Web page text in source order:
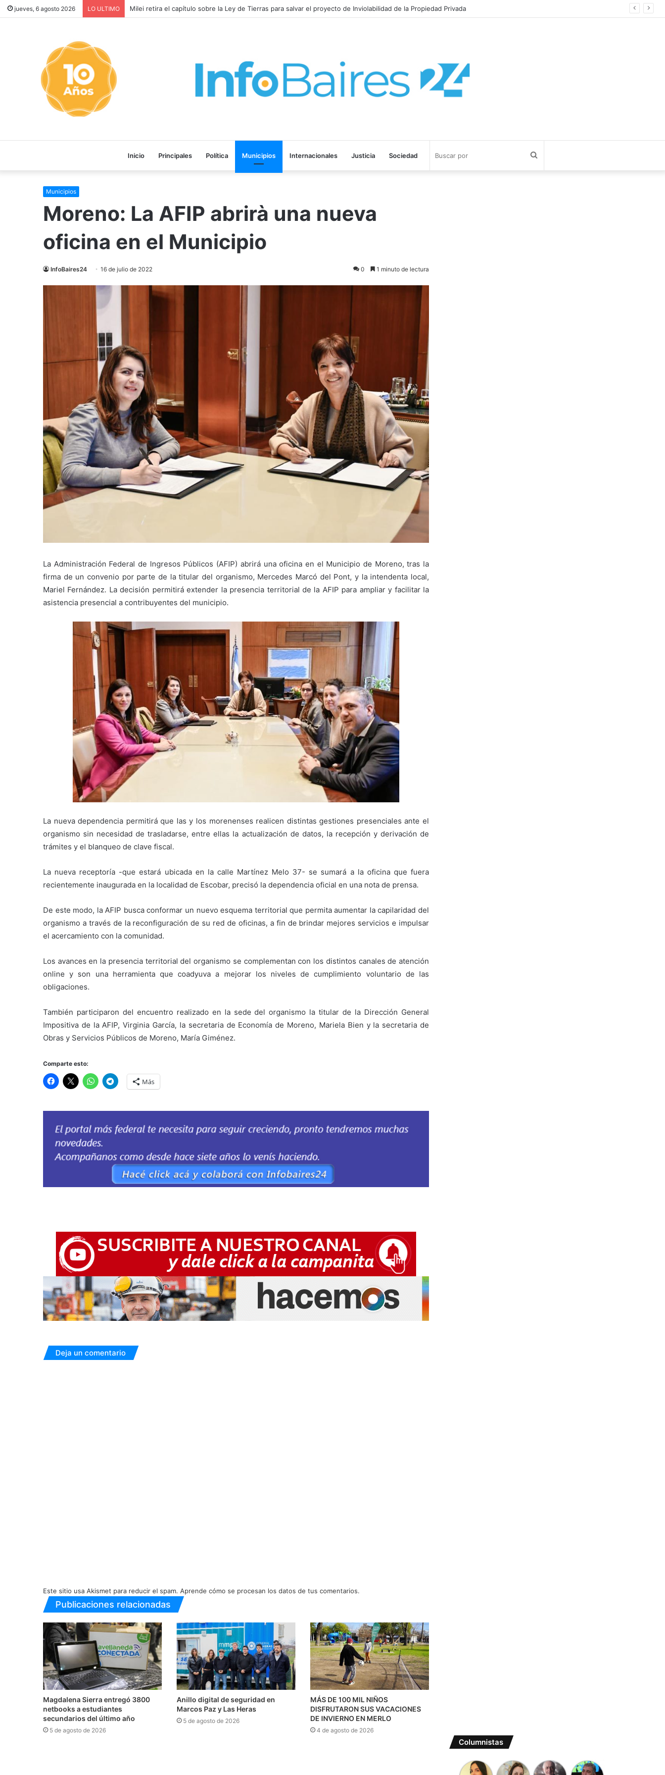
jueves, 6 agosto 2026 LO ULTIMO ¡HOMBRE AL AGUA!: El gobierno corre de las negociaciones a Sturzenegger con los prácticos marítimos
Inicio Principales Política Municipios Internacionales Justicia Sociedad
Municipios
Moreno: La AFIP abrirà una nueva
oficina en el Municipio
InfoBaires24 16 de julio de 2022 0 1 minuto de lectura
La Administración Federal de Ingresos Públicos (AFIP) abrirá una oficina en el Municipio de Moreno, tras la
firma de un convenio por parte de la titular del organismo, Mercedes Marcó del Pont, y la intendenta local,
Mariel Fernández. La decisión permitirá extender la presencia territorial de la AFIP para ampliar y facilitar la
asistencia presencial a contribuyentes del municipio.
La nueva dependencia permitirá que las y los morenenses realicen distintas gestiones presenciales ante el
organismo sin necesidad de trasladarse, entre ellas la actualización de datos, la recepción y derivación de
trámites y el blanqueo de clave fiscal.
La nueva receptoría -que estará ubicada en la calle Martínez Melo 37- se sumará a la oficina que fuera
recientemente inaugurada en la localidad de Escobar, precisó la dependencia oficial en una nota de prensa.
De este modo, la AFIP busca conformar un nuevo esquema territorial que permita aumentar la capilaridad del
organismo a través de la reconfiguración de su red de oficinas, a fin de brindar mejores servicios e impulsar
el acercamiento con la comunidad.
Los avances en la presencia territorial del organismo se complementan con los distintos canales de atención
online y son una herramienta que coadyuva a mejorar los niveles de cumplimiento voluntario de las
obligaciones.
También participaron del encuentro realizado en la sede del organismo la titular de la Dirección General
Impositiva de la AFIP, Virginia García, la secretaria de Economía de Moreno, Mariela Bien y la secretaria de
Obras y Servicios Públicos de Moreno, María Giménez.
Comparte esto:
Más
Deja un comentario
Este sitio usa Akismet para reducir el spam. Aprende cómo se procesan los datos de tus comentarios.
Publicaciones relacionadas
Magdalena Sierra entregó 3800
netbooks a estudiantes
secundarios del último año
5 de agosto de 2026
Anillo digital de seguridad en
Marcos Paz y Las Heras
5 de agosto de 2026
MÁS DE 100 MIL NIÑOS
DISFRUTARON SUS VACACIONES
DE INVIERNO EN MERLO
4 de agosto de 2026
Columnistas